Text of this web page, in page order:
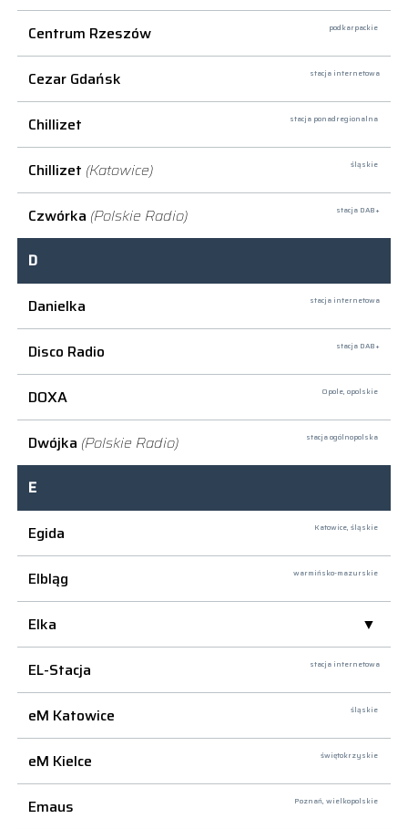
Centrum Rzeszów podkarpackie
Cezar Gdańsk stacja internetowa
Chillizet stacja ponadregionalna
Chillizet (Katowice) śląskie
Czwórka (Polskie Radio) stacja DAB+
D
Danielka
stacja internetowa
Disco Radio stacja DAB+
DOXA Opole, opolskie
Dwójka (Polskie Radio) stacja ogólnopolska
E
Egida
Katowice, śląskie
Elbląg warmińsko-mazurskie
Elka
EL-Stacja
stacja internetowa
eM Katowice śląskie
eM Kielce świętokrzyskie
Emaus Poznań, wielkopolskie